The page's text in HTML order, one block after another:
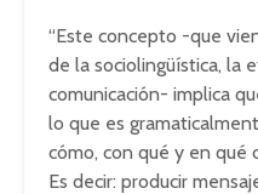
“Este concepto -que
de la sociolingüística, la
comunicación- implica
lo que es
cómo, con qué y en qué
Es decir: producir